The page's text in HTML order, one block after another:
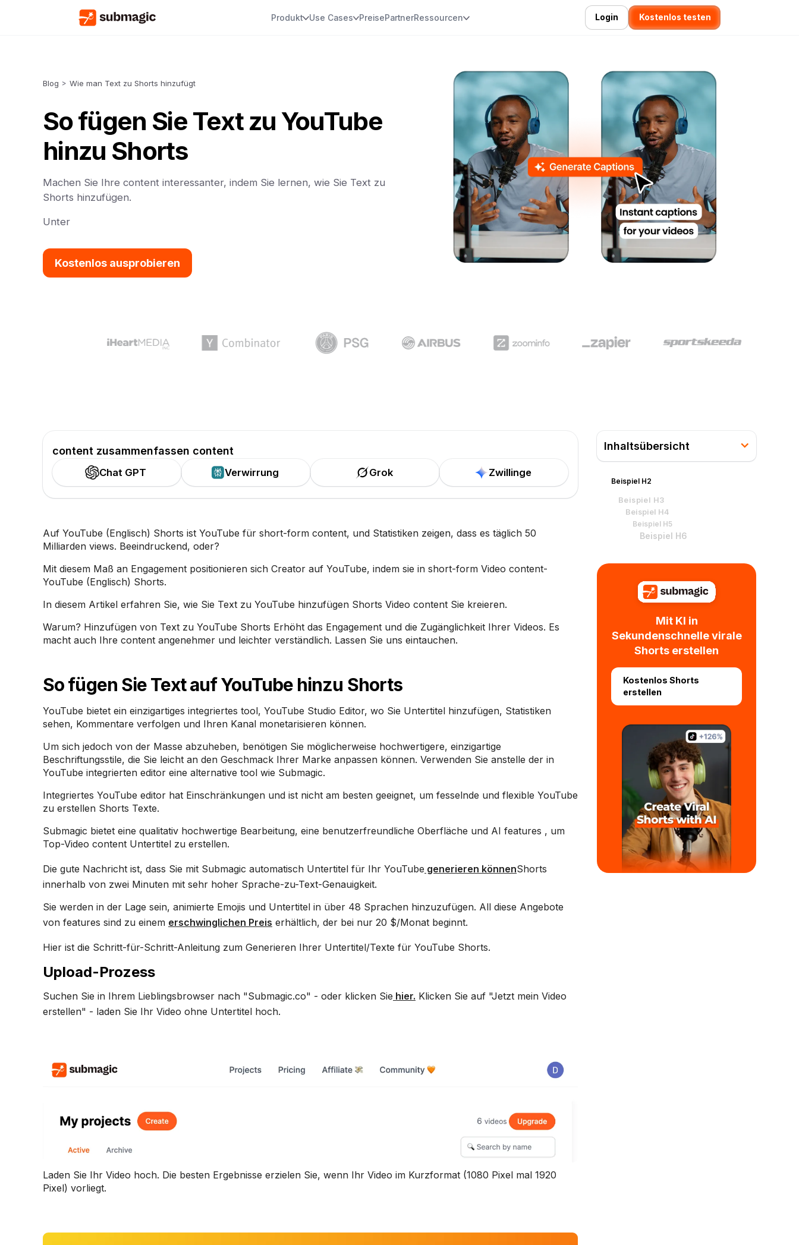
Produkt Use Cases PreisePartnerRessourcen Login Kostenlos testen
Blog > Wie man Text zu Shorts hinzufügt
So fügen Sie Text zu YouTube
hinzu Shorts
Machen Sie Ihre content interessanter, indem Sie lernen, wie Sie Text zu
Shorts hinzufügen.
Unter
Kostenlos ausprobieren
content zusammenfassen content
Chat GPT Verwirrung Grok Zwillinge
Auf YouTube (Englisch) Shorts ist YouTube für short-form content, und Statistiken zeigen, dass es täglich 50
Milliarden views. Beeindruckend, oder?
Mit diesem Maß an Engagement positionieren sich Creator auf YouTube, indem sie in short-form Video content-
YouTube (Englisch) Shorts.
In diesem Artikel erfahren Sie, wie Sie Text zu YouTube hinzufügen Shorts Video content Sie kreieren.
Warum? Hinzufügen von Text zu YouTube Shorts Erhöht das Engagement und die Zugänglichkeit Ihrer Videos. Es
macht auch Ihre content angenehmer und leichter verständlich. Lassen Sie uns eintauchen.
So fügen Sie Text auf YouTube hinzu Shorts
YouTube bietet ein einzigartiges integriertes tool, YouTube Studio Editor, wo Sie Untertitel hinzufügen, Statistiken
sehen, Kommentare verfolgen und Ihren Kanal monetarisieren können.
Um sich jedoch von der Masse abzuheben, benötigen Sie möglicherweise hochwertigere, einzigartige
Beschriftungsstile, die Sie leicht an den Geschmack Ihrer Marke anpassen können. Verwenden Sie anstelle der in
YouTube integrierten editor eine alternative tool wie Submagic.
Integriertes YouTube editor hat Einschränkungen und ist nicht am besten geeignet, um fesselnde und flexible YouTube
zu erstellen Shorts Texte.
Submagic bietet eine qualitativ hochwertige Bearbeitung, eine benutzerfreundliche Oberfläche und AI features , um
Top-Video content Untertitel zu erstellen.
Die gute Nachricht ist, dass Sie mit Submagic automatisch Untertitel für Ihr YouTube generieren könnenShorts
innerhalb von zwei Minuten mit sehr hoher Sprache-zu-Text-Genauigkeit.
Sie werden in der Lage sein, animierte Emojis und Untertitel in über 48 Sprachen hinzuzufügen. All diese Angebote
von features sind zu einem erschwinglichen Preis erhältlich, der bei nur 20 $/Monat beginnt.
Hier ist die Schritt-für-Schritt-Anleitung zum Generieren Ihrer Untertitel/Texte für YouTube Shorts.
Upload-Prozess
Suchen Sie in Ihrem Lieblingsbrowser nach "Submagic.co" - oder klicken Sie hier. Klicken Sie auf "Jetzt mein Video
erstellen" - laden Sie Ihr Video ohne Untertitel hoch.
Laden Sie Ihr Video hoch. Die besten Ergebnisse erzielen Sie, wenn Ihr Video im Kurzformat (1080 Pixel mal 1920
Pixel) vorliegt.
Inhaltsübersicht
Beispiel H2
Beispiel H3
Beispiel H4
Beispiel H5
Beispiel H6
Mit KI in
Sekundenschnelle virale
Shorts erstellen
Kostenlos Shorts
erstellen